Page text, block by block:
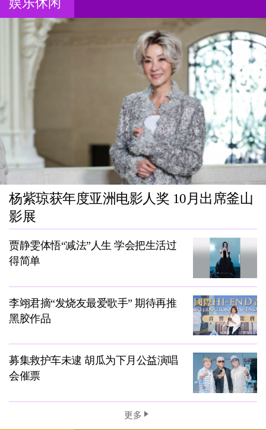
杨紫琼获年度亚洲电影人奖 10月出席釜山
影展
贾静雯体悟“减法”人生 学会把生活过
得简单
李翊君摘“发烧友最爱歌手” 期待再推
黑胶作品
募集救护车未逮 胡瓜为下月公益演唱
会催票
更多